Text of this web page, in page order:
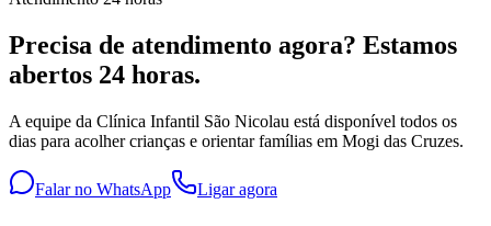
Precisa de atendimento agora? Estamos
abertos 24 horas.
A equipe da Clínica Infantil São Nicolau está disponível todos os
dias para acolher crianças e orientar famílias em Mogi das Cruzes.
Falar no WhatsApp Ligar agora